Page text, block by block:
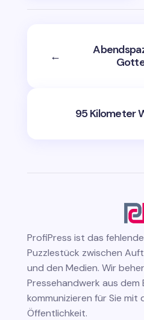
←
95 Kilometer
ProfiPress ist das fehlende
Puzzlestück zwischen
und den Medien. Wir
Pressehandwerk aus dem
kommunizieren für Sie mit
Öffentlichkeit.